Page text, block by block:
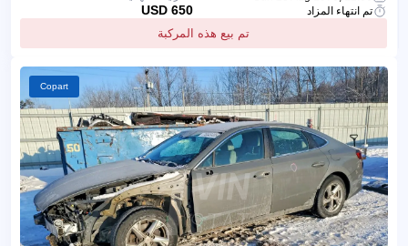
تم انتهاء المزاد
تم بيع هذه المركبة
650 USD
Copart